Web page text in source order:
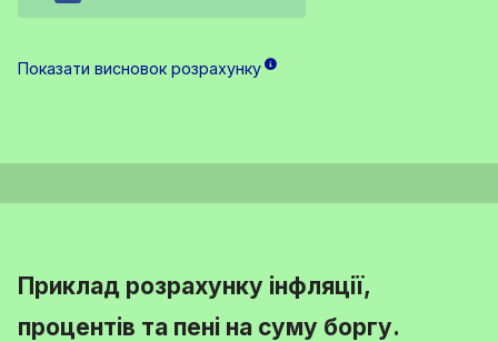
Показати висновок розрахунку
Приклад розрахунку інфляції,
процентів та пені на суму боргу.